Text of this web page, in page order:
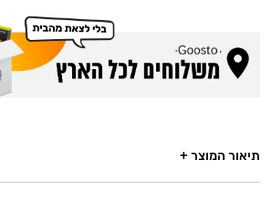
תיאור המוצר +